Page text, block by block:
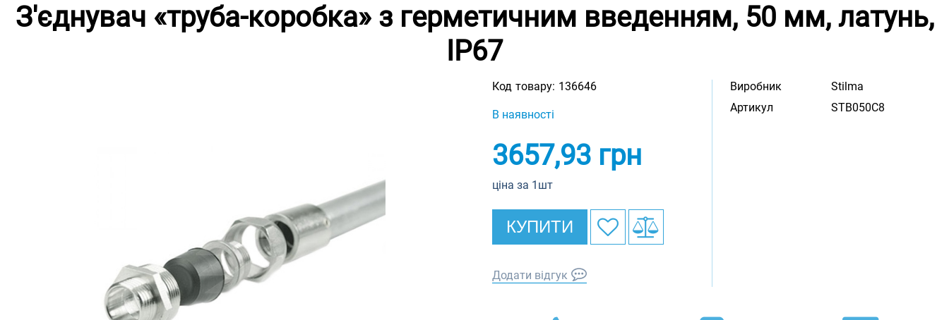
З'єднувач «труба-коробка» з герметичним введенням, 50 мм, латунь,
IP67
Код товару: 136646
В наявності
3657,93 грн
ціна за 1шт
КУПИТИ
Додати відгук
Виробник
Stilma
Артикул
STB050C8